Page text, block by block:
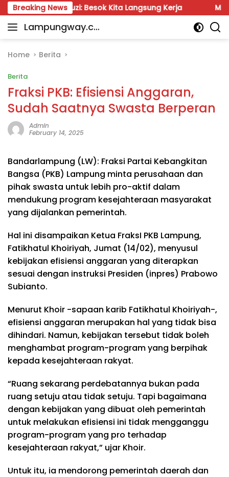
Skip
to
content
Breaking News
Fauzi: Besok Kita Langsung Kerja Munir:
Lampungway.co
Portal
Daerah
Terpercaya
dan
Terupdate
Home Berita
Berita
Fraksi PKB: Efisiensi Anggaran,
Sudah Saatnya Swasta Berperan
Admin
February 14, 2025
Bandarlampung (LW): Fraksi Partai Kebangkitan
Bangsa (PKB) Lampung minta perusahaan dan
pihak swasta untuk lebih pro-aktif dalam
mendukung program kesejahteraan masyarakat
yang dijalankan pemerintah.
Hal ini disampaikan Ketua FraksI PKB Lampung,
Fatikhatul Khoiriyah, Jumat (14/02), menyusul
kebijakan efisiensi anggaran yang diterapkan
sesuai dengan instruksi Presiden (inpres) Prabowo
Subianto.
Menurut Khoir -sapaan karib Fatikhatul Khoiriyah-,
efisiensi anggaran merupakan hal yang tidak bisa
dihindari. Namun, kebijakan tersebut tidak boleh
menghambat program-program yang berpihak
kepada kesejahteraan rakyat.
“Ruang sekarang perdebatannya bukan pada
ruang setuju atau tidak setuju. Tapi bagaimana
dengan kebijakan yang dibuat oleh pemerintah
untuk melakukan efisiensi ini tidak mengganggu
program-program yang pro terhadap
kesejahteraan rakyat,” ujar Khoir.
Untuk itu, ia mendorong pemerintah daerah dan